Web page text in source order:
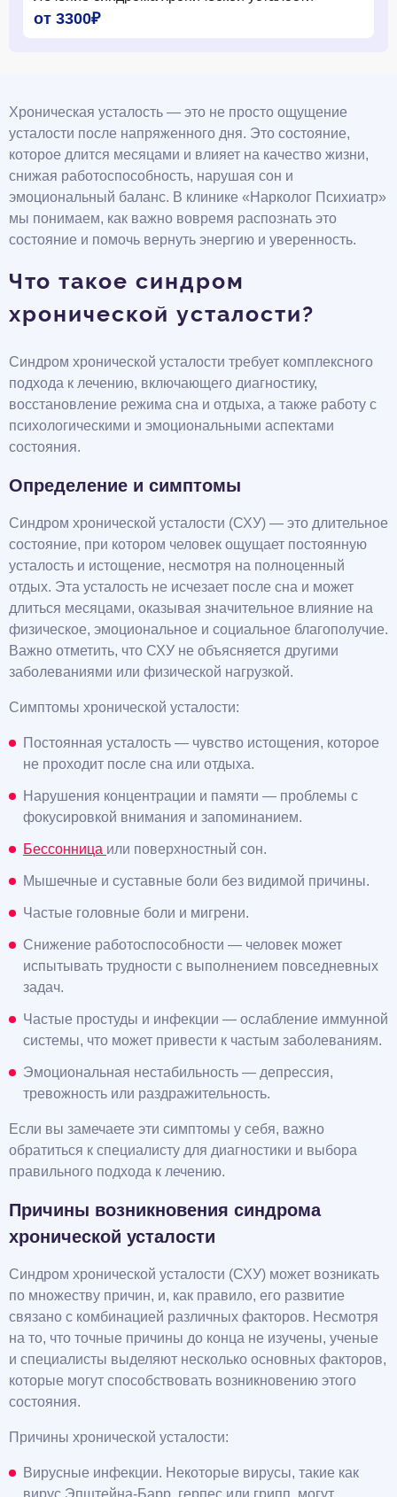
от 3300₽
Хроническая усталость — это не просто ощущение
усталости после напряженного дня. Это состояние,
которое длится месяцами и влияет на качество жизни,
снижая работоспособность, нарушая сон и
эмоциональный баланс. В клинике «Нарколог Психиатр»
мы понимаем, как важно вовремя распознать это
состояние и помочь вернуть энергию и уверенность.
Что такое синдром
хронической усталости?
Синдром хронической усталости требует комплексного
подхода к лечению, включающего диагностику,
восстановление режима сна и отдыха, а также работу с
психологическими и эмоциональными аспектами
состояния.
Определение и симптомы
Синдром хронической усталости (СХУ) — это длительное
состояние, при котором человек ощущает постоянную
усталость и истощение, несмотря на полноценный
отдых. Эта усталость не исчезает после сна и может
длиться месяцами, оказывая значительное влияние на
физическое, эмоциональное и социальное благополучие.
Важно отметить, что СХУ не объясняется другими
заболеваниями или физической нагрузкой.
Симптомы хронической усталости:
Постоянная усталость — чувство истощения, которое
не проходит после сна или отдыха.
Нарушения концентрации и памяти — проблемы с
фокусировкой внимания и запоминанием.
Бессонница или поверхностный сон.
Мышечные и суставные боли без видимой причины.
Частые головные боли и мигрени.
Снижение работоспособности — человек может
испытывать трудности с выполнением повседневных
задач.
Частые простуды и инфекции — ослабление иммунной
системы, что может привести к частым заболеваниям.
Эмоциональная нестабильность — депрессия,
тревожность или раздражительность.
Если вы замечаете эти симптомы у себя, важно
обратиться к специалисту для диагностики и выбора
правильного подхода к лечению.
Причины возникновения синдрома
хронической усталости
Синдром хронической усталости (СХУ) может возникать
по множеству причин, и, как правило, его развитие
связано с комбинацией различных факторов. Несмотря
на то, что точные причины до конца не изучены, ученые
и специалисты выделяют несколько основных факторов,
которые могут способствовать возникновению этого
состояния.
Причины хронической усталости:
Вирусные инфекции. Некоторые вирусы, такие как
вирус Эпштейна-Барр, герпес или грипп, могут